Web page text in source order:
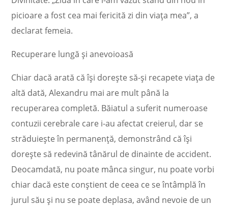
picioare a fost cea mai fericită zi din viața mea”, a
declarat femeia.
Recuperare lungă și anevoioasă
Chiar dacă arată că își dorește să-și recapete viața de
altă dată, Alexandru mai are mult până la
recuperarea completă. Băiatul a suferit numeroase
contuzii cerebrale care i-au afectat creierul, dar se
străduiește în permanență, demonstrând că își
dorește să redevină tânărul de dinainte de accident.
Deocamdată, nu poate mânca singur, nu poate vorbi
chiar dacă este conștient de ceea ce se întâmplă în
jurul său și nu se poate deplasa, având nevoie de un